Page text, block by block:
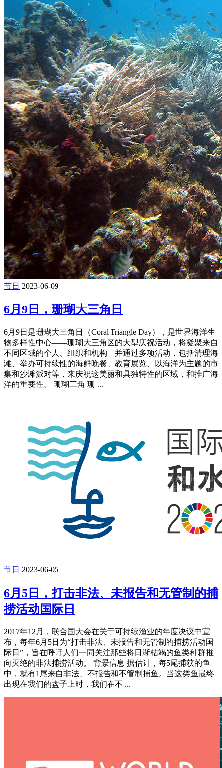
节日 2023-06-09
6月9日，珊瑚大三角日
6月9日是珊瑚大三角日（Coral Triangle Day），是世界海洋生
物多样性中心——珊瑚大三角区的大型庆祝活动，将凝聚来自
不同区域的个人、组织和机构，并通过多项活动，包括清理海
滩、举办可持续性的海鲜晚餐、教育展览、以海洋为主题的市
集和沙滩派对等，来庆祝这美丽和具独特性的区域，和推广海
洋的重要性。 珊瑚三角 珊 ...
节日 2023-06-05
6月5日，打击非法、未报告和无管制的捕
捞活动国际日
2017年12月，联合国大会在关于可持续渔业的年度决议中宣
布，每年6月5日为“打击非法、未报告和无管制的捕捞活动国
际日”，旨在呼吁人们一同关注那些将日渐枯竭的鱼类种群推
向灭绝的非法捕捞活动。 背景信息 据估计，每5尾捕获的鱼
中，就有1尾来自非法、不报告和不管制捕鱼。当这类鱼最终
出现在我们的盘子上时，我们在不 ...